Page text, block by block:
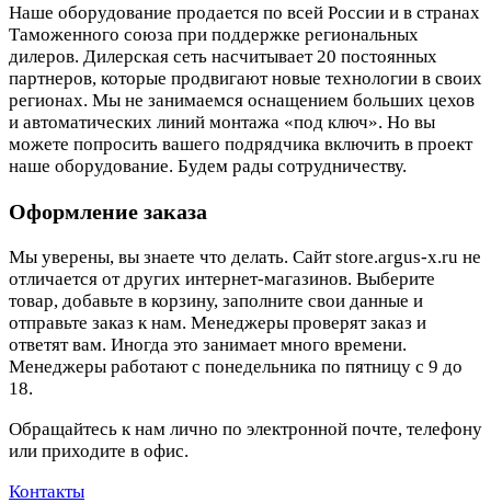
Наше оборудование продается по всей России и в странах
Таможенного союза при поддержке региональных
дилеров. Дилерская сеть насчитывает 20 постоянных
партнеров, которые продвигают новые технологии в своих
регионах. Мы не занимаемся оснащением больших цехов
и автоматических линий монтажа «под ключ». Но вы
можете попросить вашего подрядчика включить в проект
наше оборудование. Будем рады сотрудничеству.
Оформление заказа
Мы уверены, вы знаете что делать. Сайт store.argus-x.ru не
отличается от других интернет-магазинов. Выберите
товар, добавьте в корзину, заполните свои данные и
отправьте заказ к нам. Менеджеры проверят заказ и
ответят вам. Иногда это занимает много времени.
Менеджеры работают с понедельника по пятницу с 9 до
18.
Обращайтесь к нам лично по электронной почте, телефону
или приходите в офис.
Контакты